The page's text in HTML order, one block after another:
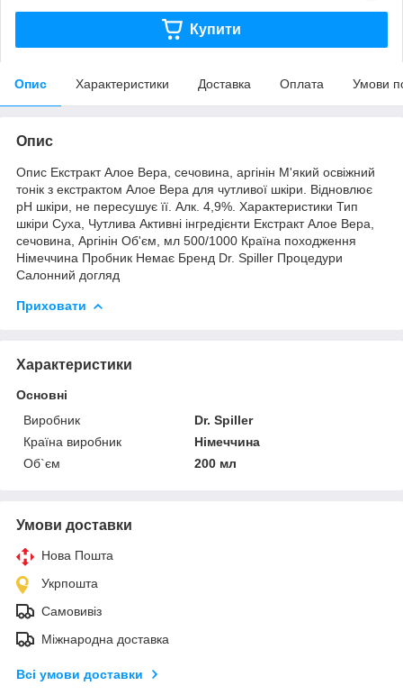
Купити
Опис Характеристики Доставка Оплата Умови
Опис
Опис Екстракт Алое Вера, сечовина, аргінін М'який освіжний
тонік з екстрактом Алое Вера для чутливої шкіри. Відновлює
pH шкіри, не пересушує її. Алк. 4,9%. Характеристики Тип
шкіри Суха, Чутлива Активні інгредієнти Екстракт Алое Вера,
сечовина, Аргінін Об'єм, мл 500/1000 Країна походження
Німеччина Пробник Немає Бренд Dr. Spiller Процедури
Салонний догляд
Приховати
Характеристики
Основні
Виробник
Dr. Spiller
Країна виробник
Німеччина
Об`єм
200 мл
Умови доставки
Нова Пошта
Укрпошта
Самовивіз
Міжнародна доставка
Всі умови доставки